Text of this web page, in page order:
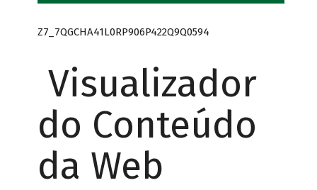
Z7_7QGCHA41L0RP906P422Q9Q0594
Visualizador
do Conteúdo
da Web